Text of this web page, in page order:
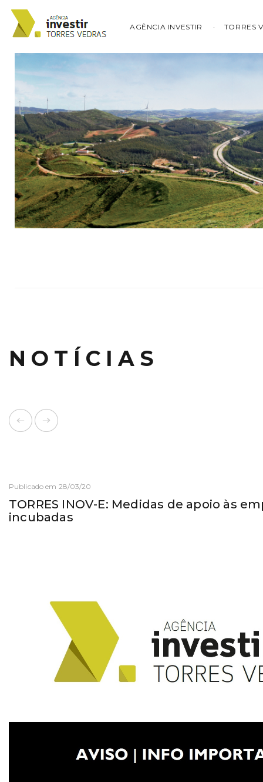
AGÊNCIA INVESTIR TORRES
NOTÍCIAS
Publicado em 28/03/20
TORRES INOV-E: Medidas de apoio às
incubadas